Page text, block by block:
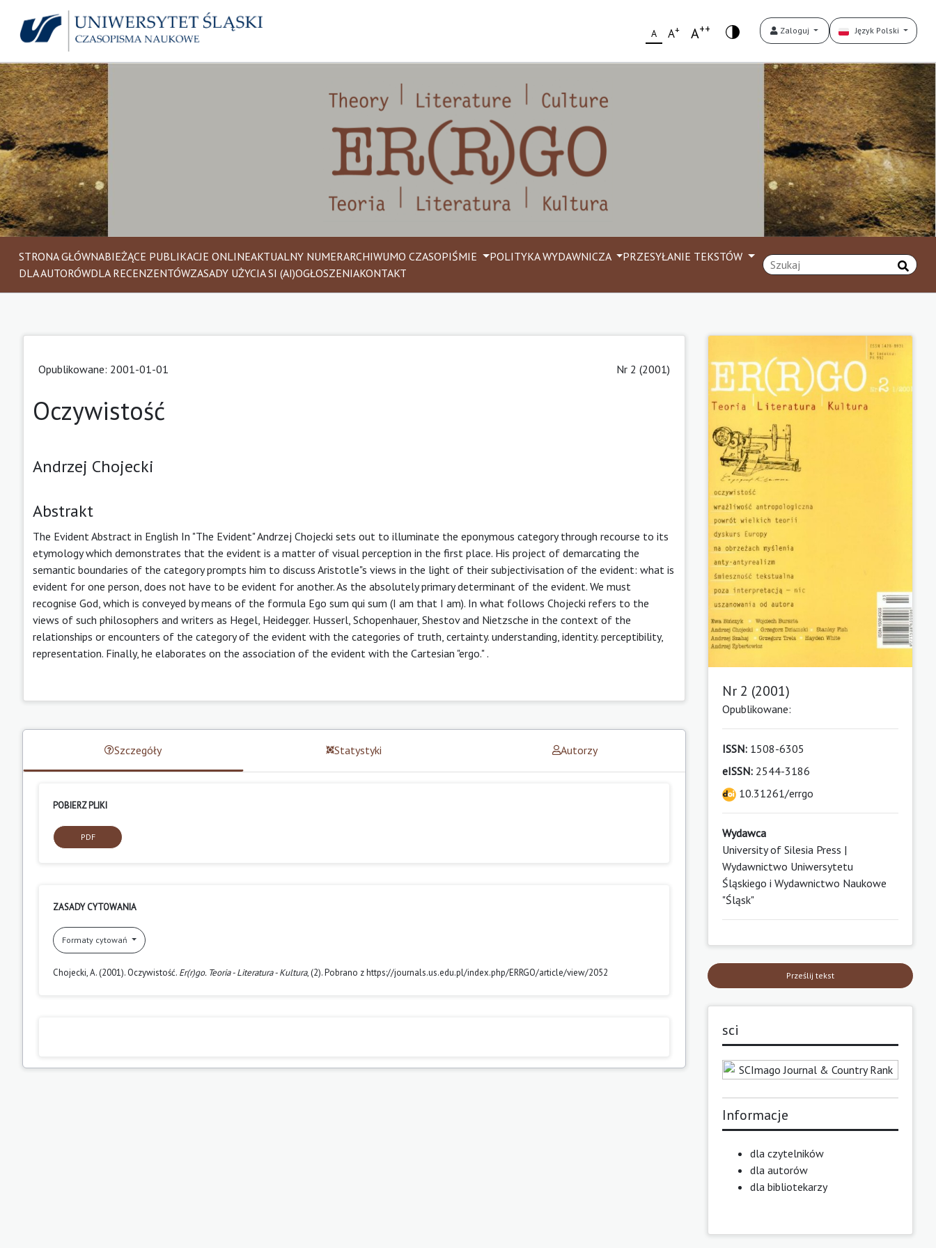
A A+ A++ Zaloguj Język Polski
STRONA GŁÓWNABIEŻĄCE PUBLIKACJE ONLINEAKTUALNY NUMERARCHIWUMO CZASOPIŚMIE POLITYKA WYDAWNICZA
PRZESYŁANIE TEKSTÓW
DLA AUTORÓWDLA RECENZENTÓWZASADY UŻYCIA SI (AI)OGŁOSZENIAKONTAKT
Opublikowane: 2001-01-01 Nr 2 (2001)
Oczywistość
Andrzej Chojecki
Abstrakt
The Evident Abstract in English In "The Evident" Andrzej Chojecki sets out to illuminate the eponymous category through recourse to its
etymology which demonstrates that the evident is a matter of visual perception in the first place. His project of demarcating the
semantic boundaries of the category prompts him to discuss Aristotle"s views in the light of their subjectivisation of the evident: what is
evident for one person, does not have to be evident for another. As the absolutely primary determinant of the evident. We must
recognise God, which is conveyed by means of the formula Ego sum qui sum (I am that I am). In what follows Chojecki refers to the
views of such philosophers and writers as Hegel, Heidegger. Husserl, Schopenhauer, Shestov and Nietzsche in the context of the
relationships or encounters of the category of the evident with the categories of truth, certainty. understanding, identity. perceptibility,
representation. Finally, he elaborates on the association of the evident with the Cartesian "ergo." .
Szczegóły Statystyki Autorzy
POBIERZ PLIKI
PDF
ZASADY CYTOWANIA
Formaty cytowań
Chojecki, A. (2001). Oczywistość. Er(r)go. Teoria - Literatura - Kultura, (2). Pobrano z https://journals.us.edu.pl/index.php/ERRGO/article/view/2052
Nr 2 (2001)
Opublikowane:
ISSN:1508-6305
eISSN:2544-3186
10.31261/errgo
Wydawca
University of Silesia Press |
Wydawnictwo Uniwersytetu
Śląskiego i Wydawnictwo Naukowe
"Śląsk"
Prześlij tekst
sci
Informacje
dla czytelników
dla autorów
dla bibliotekarzy